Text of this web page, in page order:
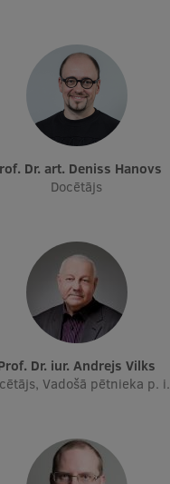
Prof. Dr. art. Deniss Hanovs
Docētājs
Prof. Dr. iur. Andrejs Vilks
Vadošā pētnieka p. i.